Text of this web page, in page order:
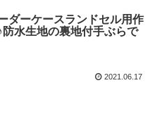
ダーケースランドセル用作
防水生地の裏地付手ぶらで
2021.06.17